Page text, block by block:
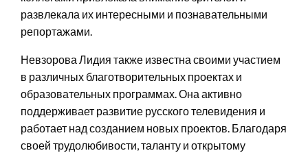
развлекала их интересными и познавательными
репортажами.
Невзорова Лидия также известна своими участием
в различных благотворительных проектах и
образовательных программах. Она активно
поддерживает развитие русского телевидения и
работает над созданием новых проектов. Благодаря
своей трудолюбивости, таланту и открытому